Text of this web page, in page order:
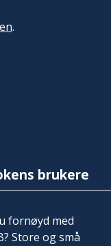
.
brukere
fornøyd med
Store og små